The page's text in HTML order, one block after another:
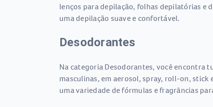
lenços para depilação, folhas depilatórias e
uma depilação suave e confortável.
Desodorantes
Na categoria Desodorantes, você encontra
masculinas, em aerosol, spray, roll-on, stick
uma variedade de fórmulas e fragrâncias